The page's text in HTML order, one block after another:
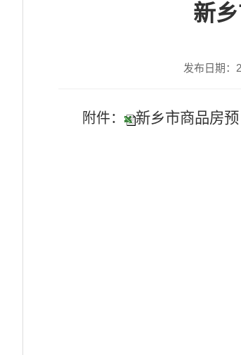
新
发布日期：
附件： 新乡市商品房